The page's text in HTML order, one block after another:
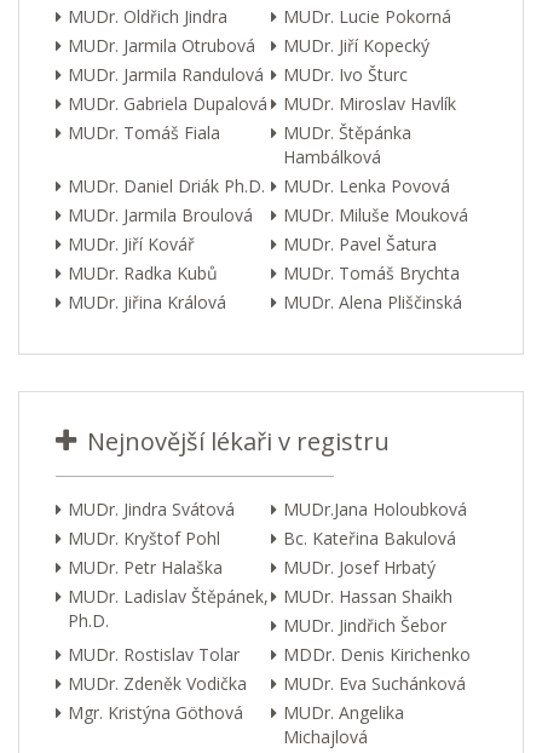
MUDr. Oldřich Jindra
MUDr. Lucie Pokorná
MUDr. Jarmila Otrubová
MUDr. Jiří Kopecký
MUDr. Jarmila Randulová
MUDr. Ivo Šturc
MUDr. Gabriela Dupalová
MUDr. Miroslav Havlík
MUDr. Tomáš Fiala
MUDr. Štěpánka
Hambálková
MUDr. Daniel Driák Ph.D.
MUDr. Lenka Povová
MUDr. Jarmila Broulová
MUDr. Miluše Mouková
MUDr. Jiří Kovář
MUDr. Pavel Šatura
MUDr. Radka Kubů
MUDr. Tomáš Brychta
MUDr. Jiřina Králová
MUDr. Alena Pliščinská
Nejnovější lékaři v registru
MUDr. Jindra Svátová
MUDr.Jana Holoubková
MUDr. Kryštof Pohl
Bc. Kateřina Bakulová
MUDr. Petr Halaška
MUDr. Josef Hrbatý
MUDr. Ladislav Štěpánek,
Ph.D.
MUDr. Hassan Shaikh
MUDr. Jindřich Šebor
MUDr. Rostislav Tolar
MDDr. Denis Kirichenko
MUDr. Zdeněk Vodička
MUDr. Eva Suchánková
Mgr. Kristýna Göthová
MUDr. Angelika
Michajlová